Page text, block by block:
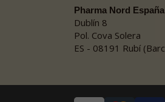
Pharma Nord
Dublín 8
Pol. Cova Solera
ES - 08191 Rubí